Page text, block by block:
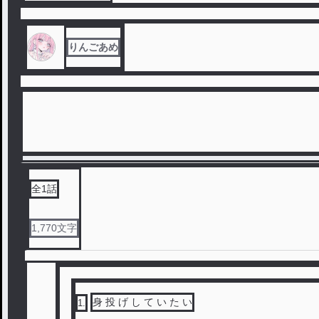
りんごあめ
全1話
1,770文字
1 身 投 げ し て い た い